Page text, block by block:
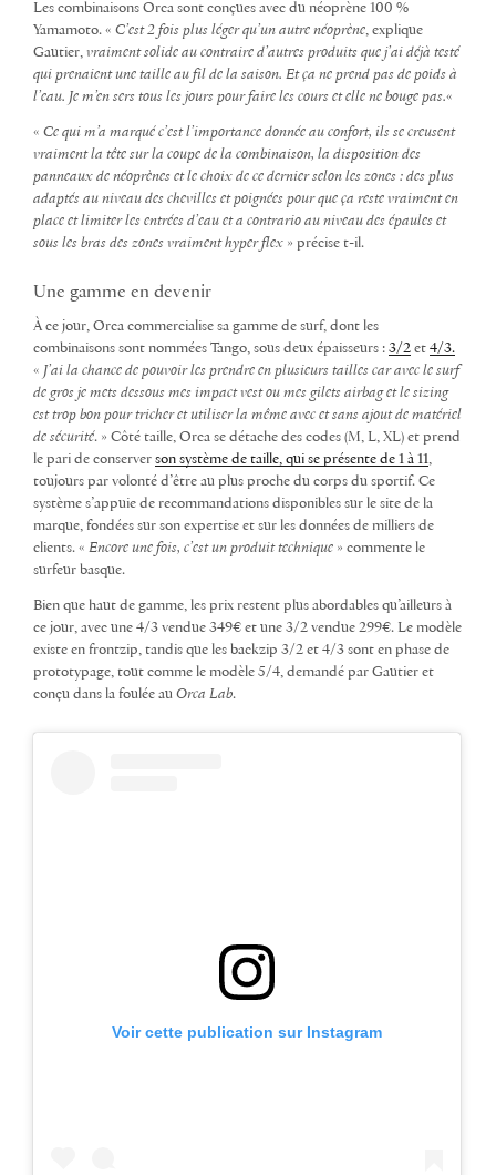
Les combinaisons Orca sont conçues avec du néoprène 100 %
Yamamoto. « C’est 2 fois plus léger qu’un autre néoprène, explique
Gautier, vraiment solide au contraire d’autres produits que j’ai déjà testé
qui prenaient une taille au fil de la saison. Et ça ne prend pas de poids à
l’eau. Je m’en sers tous les jours pour faire les cours et elle ne bouge pas.«
« Ce qui m’a marqué c’est l’importance donnée au confort, ils se creusent
vraiment la tête sur la coupe de la combinaison, la disposition des
panneaux de néoprènes et le choix de ce dernier selon les zones : des plus
adaptés au niveau des chevilles et poignées pour que ça reste vraiment en
place et limiter les entrées d’eau et a contrario au niveau des épaules et
sous les bras des zones vraiment hyper flex » précise t-il.
Une gamme en devenir
À ce jour, Orca commercialise sa gamme de surf, dont les
combinaisons sont nommées Tango, sous deux épaisseurs : 3/2 et 4/3.
« J’ai la chance de pouvoir les prendre en plusieurs tailles car avec le surf
de gros je mets dessous mes impact vest ou mes gilets airbag et le sizing
est trop bon pour tricher et utiliser la même avec et sans ajout de matériel
de sécurité. » Côté taille, Orca se détache des codes (M, L, XL) et prend
le pari de conserver son système de taille, qui se présente de 1 à 11,
toujours par volonté d’être au plus proche du corps du sportif. Ce
système s’appuie de recommandations disponibles sur le site de la
marque, fondées sur son expertise et sur les données de milliers de
clients. « Encore une fois, c’est un produit technique » commente le
surfeur basque.
Bien que haut de gamme, les prix restent plus abordables qu’ailleurs à
ce jour, avec une 4/3 vendue 349€ et une 3/2 vendue 299€. Le modèle
existe en frontzip, tandis que les backzip 3/2 et 4/3 sont en phase de
prototypage, tout comme le modèle 5/4, demandé par Gautier et
conçu dans la foulée au Orca Lab.
Voir cette publication sur Instagram